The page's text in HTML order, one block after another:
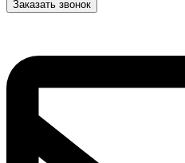
Заказать звонок